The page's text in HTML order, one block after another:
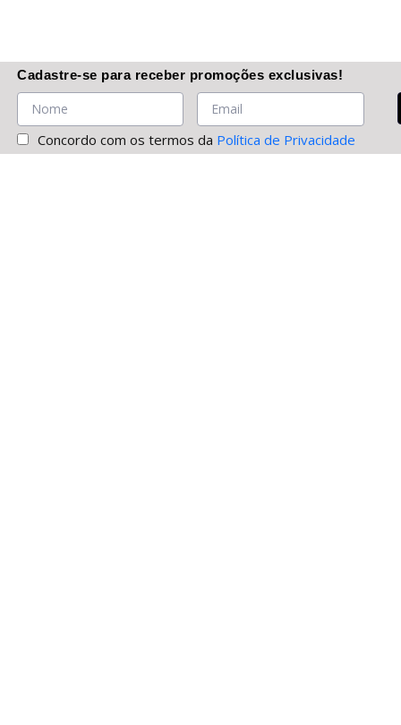
Cadastre-se para receber promoções exclusivas!
Concordo com os termos da Política de Privacidade